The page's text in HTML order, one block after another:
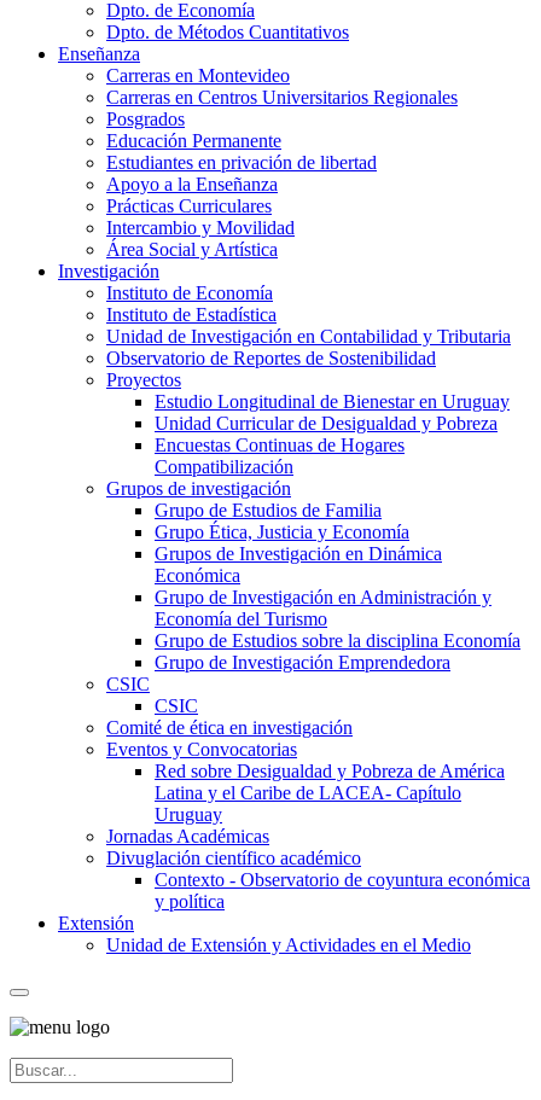
Dpto. de Economía
Dpto. de Métodos Cuantitativos
Enseñanza
Carreras en Montevideo
Carreras en Centros Universitarios Regionales
Posgrados
Educación Permanente
Estudiantes en privación de libertad
Apoyo a la Enseñanza
Prácticas Curriculares
Intercambio y Movilidad
Área Social y Artística
Investigación
Instituto de Economía
Instituto de Estadística
Unidad de Investigación en Contabilidad y Tributaria
Observatorio de Reportes de Sostenibilidad
Proyectos
Estudio Longitudinal de Bienestar en Uruguay
Unidad Curricular de Desigualdad y Pobreza
Encuestas Continuas de Hogares
Compatibilización
Grupos de investigación
Grupo de Estudios de Familia
Grupo Ética, Justicia y Economía
Grupos de Investigación en Dinámica
Económica
Grupo de Investigación en Administración y
Economía del Turismo
Grupo de Estudios sobre la disciplina Economía
Grupo de Investigación Emprendedora
CSIC
CSIC
Comité de ética en investigación
Eventos y Convocatorias
Red sobre Desigualdad y Pobreza de América
Latina y el Caribe de LACEA- Capítulo
Uruguay
Jornadas Académicas
Divuglación científico académico
Contexto - Observatorio de coyuntura económica
y política
Extensión
Unidad de Extensión y Actividades en el Medio